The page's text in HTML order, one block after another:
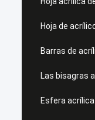
Hoja de
Barras de
Las bisagras
Esfera